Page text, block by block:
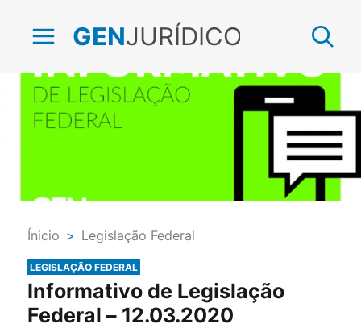
GENJURÍDICO
Ínicio > Legislação Federal
LEGISLAÇÃO FEDERAL
Informativo de Legislação
Federal – 12.03.2020